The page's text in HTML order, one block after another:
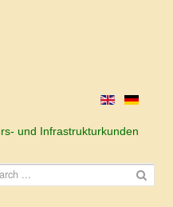
und Infrastrukturkunden